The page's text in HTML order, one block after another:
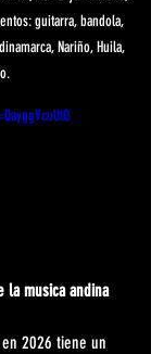
guitarra, bandola,
Nariño, Huila,
la musica andina
2026 tiene un